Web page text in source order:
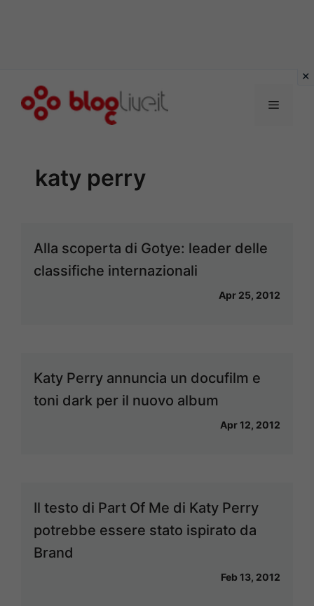
Menu
katy perry
Alla scoperta di Gotye: leader delle
classifiche internazionali
Apr 25, 2012
Katy Perry annuncia un docufilm e
toni dark per il nuovo album
Apr 12, 2012
Il testo di Part Of Me di Katy Perry
potrebbe essere stato ispirato da
Brand
Feb 13, 2012